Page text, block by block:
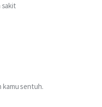
sakit
kamu sentuh.